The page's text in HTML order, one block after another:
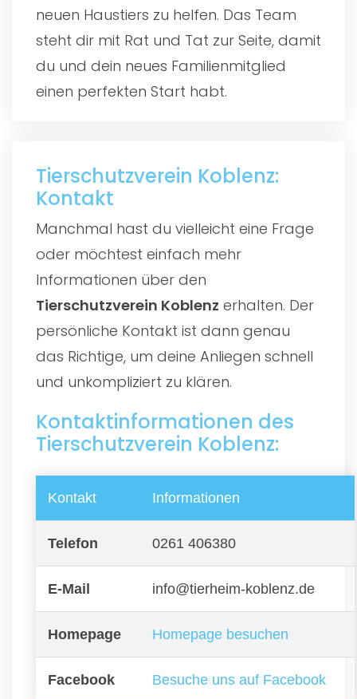
neuen Haustiers zu helfen. Das Team
steht dir mit Rat und Tat zur Seite, damit
du und dein neues Familienmitglied
einen perfekten Start habt.
Tierschutzverein Koblenz:
Kontakt
Manchmal hast du vielleicht eine Frage
oder möchtest einfach mehr
Informationen über den
Tierschutzverein Koblenz erhalten. Der
persönliche Kontakt ist dann genau
das Richtige, um deine Anliegen schnell
und unkompliziert zu klären.
Kontaktinformationen des
Tierschutzverein Koblenz:
Kontakt Informationen
Telefon 0261 406380
E-Mail info@tierheim-koblenz.de
Homepage Homepage besuchen
Facebook Besuche uns auf Facebook